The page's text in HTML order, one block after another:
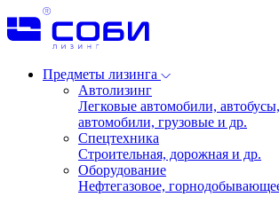
Предметы лизинга
Автолизинг
Легковые автомобили,
автомобили, грузовые и др.
Спецтехника
Строительная, дорожная и др.
Оборудование
Нефтегазовое,